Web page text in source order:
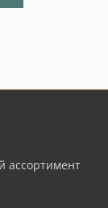
ассортимент